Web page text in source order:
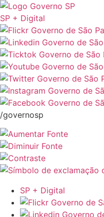
SP + Digital
/governosp
SP + Digital